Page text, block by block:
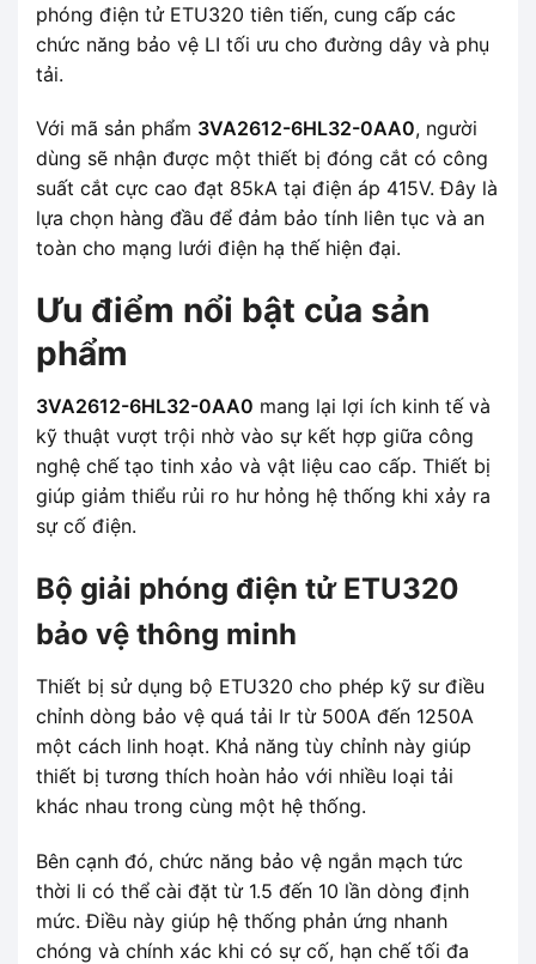
phóng điện tử ETU320 tiên tiến, cung cấp các
chức năng bảo vệ LI tối ưu cho đường dây và phụ
tải.
Với mã sản phẩm 3VA2612-6HL32-0AA0, người
dùng sẽ nhận được một thiết bị đóng cắt có công
suất cắt cực cao đạt 85kA tại điện áp 415V. Đây là
lựa chọn hàng đầu để đảm bảo tính liên tục và an
toàn cho mạng lưới điện hạ thế hiện đại.
Ưu điểm nổi bật của sản
phẩm
3VA2612-6HL32-0AA0 mang lại lợi ích kinh tế và
kỹ thuật vượt trội nhờ vào sự kết hợp giữa công
nghệ chế tạo tinh xảo và vật liệu cao cấp. Thiết bị
giúp giảm thiểu rủi ro hư hỏng hệ thống khi xảy ra
sự cố điện.
Bộ giải phóng điện tử ETU320
bảo vệ thông minh
Thiết bị sử dụng bộ ETU320 cho phép kỹ sư điều
chỉnh dòng bảo vệ quá tải Ir từ 500A đến 1250A
một cách linh hoạt. Khả năng tùy chỉnh này giúp
thiết bị tương thích hoàn hảo với nhiều loại tải
khác nhau trong cùng một hệ thống.
Bên cạnh đó, chức năng bảo vệ ngắn mạch tức
thời Ii có thể cài đặt từ 1.5 đến 10 lần dòng định
mức. Điều này giúp hệ thống phản ứng nhanh
chóng và chính xác khi có sự cố, hạn chế tối đa